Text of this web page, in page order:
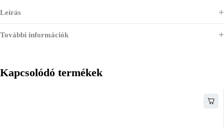
Leírás
További információk
Kapcsolódó termékek